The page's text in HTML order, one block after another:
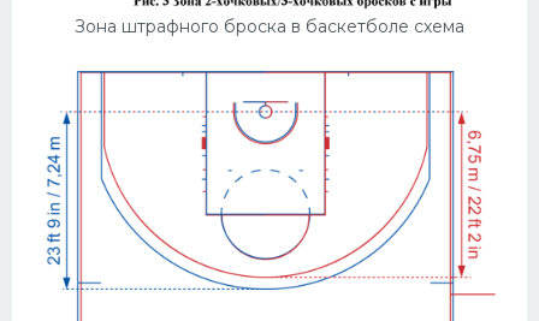
Зона штрафного броска в баскетболе схема